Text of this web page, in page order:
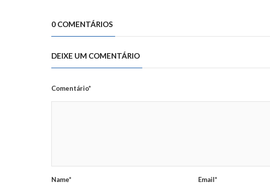
0 COMENTÁRIOS
DEIXE UM COMENTÁRIO
Comentário*
Name* Email*